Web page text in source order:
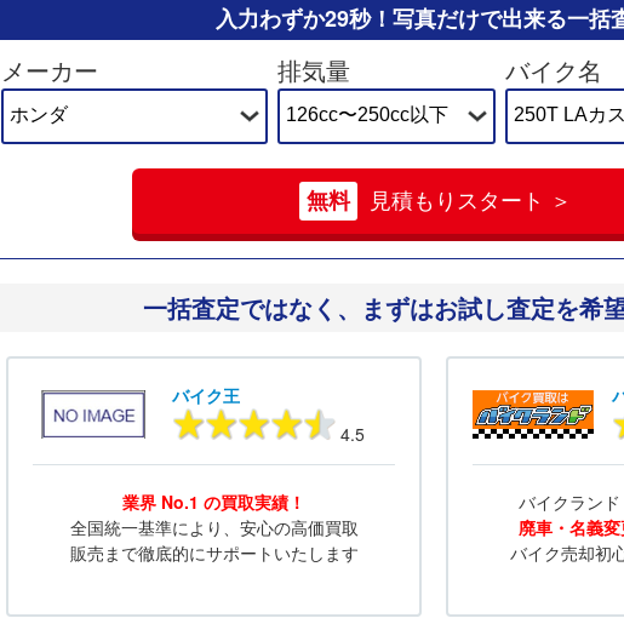
入力わずか29秒！ 写真だけで出来る一括
メーカー 排気量 バイク名
無料 見積もりスタート ＞
一括査定ではなく、 まずはお試し査定を希
バイク王
4.5
業界 No.1 の買取実績！
全国統一基準により、安心の高価買取
販売まで徹底的にサポートいたします
バイクラン
廃車・名義
バイク売却初